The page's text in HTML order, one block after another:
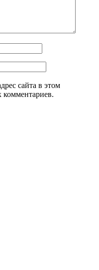
сайта в этом
комментариев.